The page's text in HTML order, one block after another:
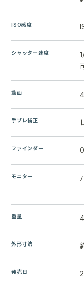
ISO感度
シャッター速度
動画
手ブレ補正
ファインダー
モニター
重量
外形寸法
発売日